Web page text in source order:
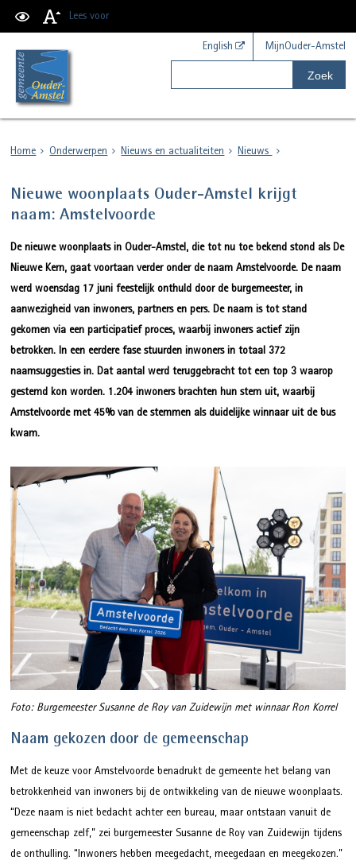
Lees voor
English MijnOuder-Amstel
Zoek
Home Onderwerpen Nieuws en actualiteiten Nieuws
Nieuwe woonplaats Ouder-Amstel krijgt
naam: Amstelvoorde
De nieuwe woonplaats in Ouder-Amstel, die tot nu toe bekend stond als De
Nieuwe Kern, gaat voortaan verder onder de naam Amstelvoorde. De naam
werd woensdag 17 juni feestelijk onthuld door de burgemeester, in
aanwezigheid van inwoners, partners en pers. De naam is tot stand
gekomen via een participatief proces, waarbij inwoners actief zijn
betrokken. In een eerdere fase stuurden inwoners in totaal 372
naamsuggesties in. Dat aantal werd teruggebracht tot een top 3 waarop
gestemd kon worden. 1.204 inwoners brachten hun stem uit, waarbij
Amstelvoorde met 45% van de stemmen als duidelijke winnaar uit de bus
kwam.
Foto: Burgemeester Susanne de Roy van Zuidewijn met winnaar Ron Korrel
Naam gekozen door de gemeenschap
Met de keuze voor Amstelvoorde benadrukt de gemeente het belang van
betrokkenheid van inwoners bij de ontwikkeling van de nieuwe woonplaats.
“Deze naam is niet bedacht achter een bureau, maar ontstaan vanuit de
gemeenschap zelf,” zei burgemeester Susanne de Roy van Zuidewijn tijdens
de onthulling. “Inwoners hebben meegedacht, meegedaan en meegekozen.”